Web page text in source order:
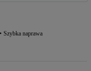
Szybka naprawa